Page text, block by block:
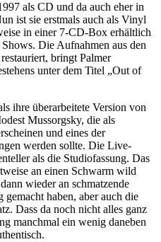
als CD und da auch eher in
ist sie erstmals auch als Vinyl
in einer 7-CD-Box erhältlich
Die Aufnahmen aus den
bringt Palmer
unter dem Titel „Out of
ihre überarbeitete Version von
Mussorgsky, die als
und eines der
werden sollte. Die Live-
als die Studiofassung. Das
an einen Schwarm wild
wieder an schmatzende
haben, aber auch die
Dass da noch nicht alles ganz
manchmal ein wenig daneben